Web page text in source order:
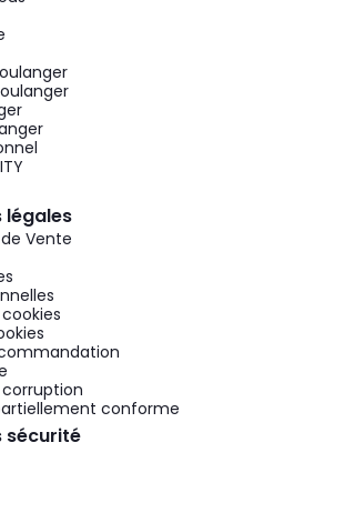
légales
Vente
conforme
sécurité